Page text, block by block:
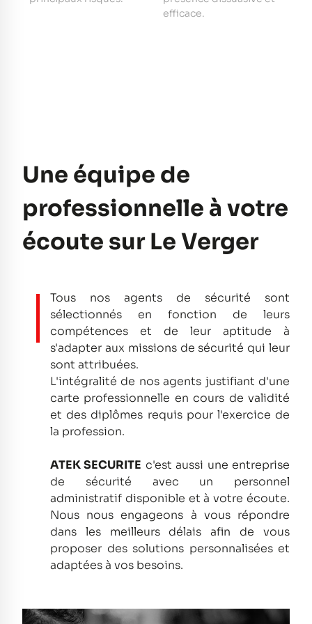
efficace.
Une équipe de
professionnelle à votre
écoute sur Le Verger
Tous nos agents de sécurité sont
sélectionnés en fonction de leurs
compétences et de leur aptitude à
s'adapter aux missions de sécurité qui leur
sont attribuées.
L'intégralité de nos agents justifiant d'une
carte professionnelle en cours de validité
et des diplômes requis pour l'exercice de
la profession.
ATEK SECURITE c'est aussi une entreprise
de sécurité avec un personnel
administratif disponible et à votre écoute.
Nous nous engageons à vous répondre
dans les meilleurs délais afin de vous
proposer des solutions personnalisées et
adaptées à vos besoins.